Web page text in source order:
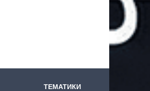
ТЕМАТИКИ